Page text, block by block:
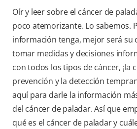
Oír y leer sobre el cáncer de
poco atemorizante. Lo sabemos.
información tenga, mejor será su
tomar medidas y decisiones
con todos los tipos de cáncer, ¡la
prevención y la detección
aquí para darle la información
del cáncer de paladar. Así que
qué es el cáncer de paladar y